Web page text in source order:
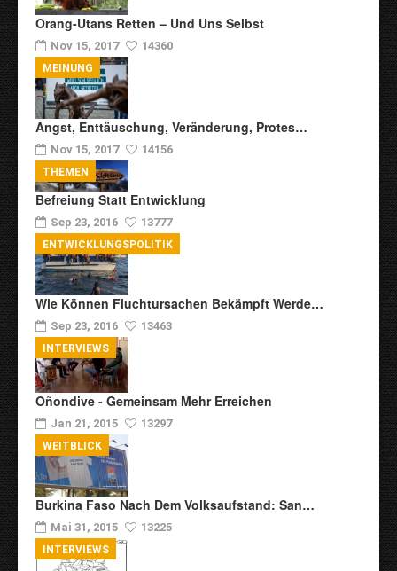
Orang-Utans Retten – Und Uns Selbst
Nov 15, 2017 14360
Angst, Enttäuschung, Veränderung, Protes…
Nov 15, 2017 14156
MEINUNG
Befreiung Statt Entwicklung
Sep 23, 2016 13777
THEMEN
Wie Können Fluchtursachen Bekämpft Werde…
Sep 23, 2016 13463
ENTWICKLUNGSPOLITIK
Oñondive - Gemeinsam Mehr Erreichen
Jan 21, 2015 13297
INTERVIEWS
Burkina Faso Nach Dem Volksaufstand: San…
Mai 31, 2015 13225
WEITBLICK
INTERVIEWS